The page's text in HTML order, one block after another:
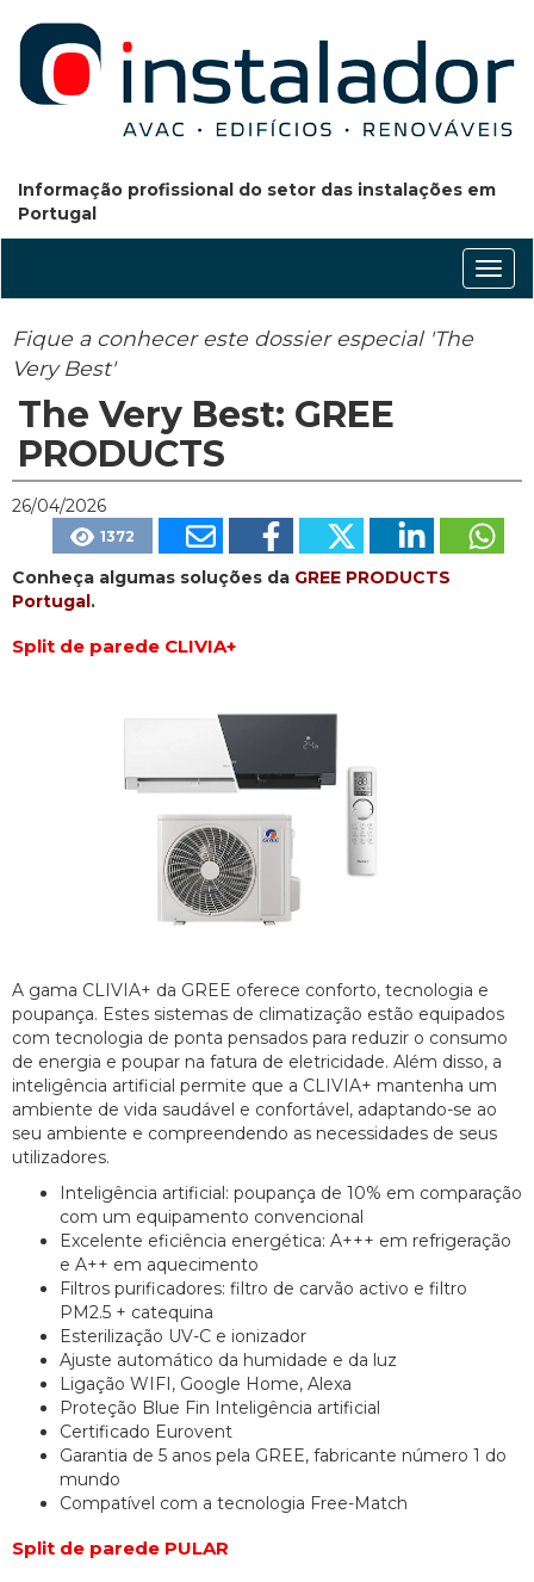
Informação profissional do setor das instalações em
Portugal
Fique a conhecer este dossier especial 'The
Very Best'
The Very Best: GREE
PRODUCTS
26/04/2026
1372
Conheça algumas soluções da GREE PRODUCTS
Portugal.
Split de parede CLIVIA+
A gama CLIVIA+ da GREE oferece conforto, tecnologia e
poupança. Estes sistemas de climatização estão equipados
com tecnologia de ponta pensados para reduzir o consumo
de energia e poupar na fatura de eletricidade. Além disso, a
inteligência artificial permite que a CLIVIA+ mantenha um
ambiente de vida saudável e confortável, adaptando-se ao
seu ambiente e compreendendo as necessidades de seus
utilizadores.
Inteligência artificial: poupança de 10% em comparação
com um equipamento convencional
Excelente eficiência energética: A+++ em refrigeração
e A++ em aquecimento
Filtros purificadores: filtro de carvão activo e filtro
PM2.5 + catequina
Esterilização UV-C e ionizador
Ajuste automático da humidade e da luz
Ligação WIFI, Google Home, Alexa
Proteção Blue Fin Inteligência artificial
Certificado Eurovent
Garantia de 5 anos pela GREE, fabricante número 1 do
mundo
Compatível com a tecnologia Free-Match
Split de parede PULAR